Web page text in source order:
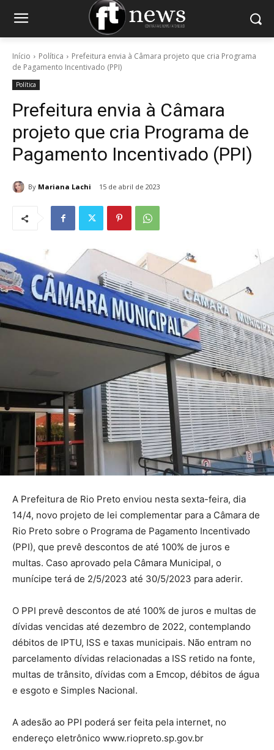
Início Política
Prefeitura envia à Câmara projeto que cria Programa
de Pagamento Incentivado (PPI)
Política
Prefeitura envia à Câmara
projeto que cria Programa de
Pagamento Incentivado (PPI)
By Mariana Lachi 15 de abril de 2023
A Prefeitura de Rio Preto enviou nesta sexta-feira, dia
14/4, novo projeto de lei complementar para a Câmara de
Rio Preto sobre o Programa de Pagamento Incentivado
(PPI), que prevê descontos de até 100% de juros e
multas. Caso aprovado pela Câmara Municipal, o
munícipe terá de 2/5/2023 até 30/5/2023 para aderir.
O PPI prevê descontos de até 100% de juros e multas de
dívidas vencidas até dezembro de 2022, contemplando
débitos de IPTU, ISS e taxas municipais. Não entram no
parcelamento dívidas relacionadas a ISS retido na fonte,
multas de trânsito, dívidas com a Emcop, débitos de água
e esgoto e Simples Nacional.
A adesão ao PPI poderá ser feita pela internet, no
endereço eletrônico www.riopreto.sp.gov.br